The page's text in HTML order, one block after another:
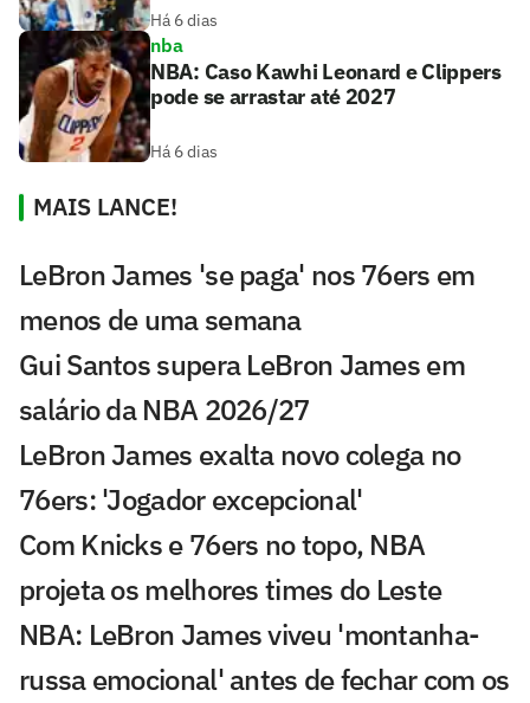
Há 6 dias
nba
NBA: Caso Kawhi Leonard e Clippers
pode se arrastar até 2027
Há 6 dias
MAIS LANCE!
LeBron James 'se paga' nos 76ers em
menos de uma semana
Gui Santos supera LeBron James em
salário da NBA 2026/27
LeBron James exalta novo colega no
76ers: 'Jogador excepcional'
Com Knicks e 76ers no topo, NBA
projeta os melhores times do Leste
NBA: LeBron James viveu 'montanha-
russa emocional' antes de fechar com os